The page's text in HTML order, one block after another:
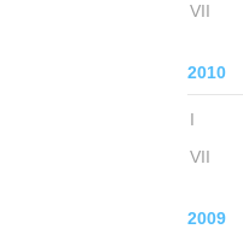
VII
2010
I
VII
2009